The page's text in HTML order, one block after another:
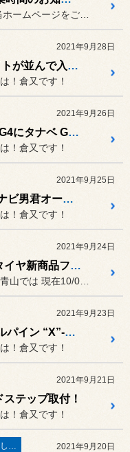
2021年9月28日
BMW アルピンホワイトが並んで入庫！
！倉又です！
2021年9月26日
スバル インプレッサ G4にタナベ GT FUNTORIDEスプリング＆フジツボマフラー交換！
！倉又です！
2021年9月25日
トヨタ RAV4 PHVにナビ男君オールインワンインターフェイス＆DVD＆HDMI取付！
！倉又です！
2021年9月24日
只今『スタッドレスタイヤ新商品フェア』＆『コクピットカスタマイズフェア“秋”』
2021年9月23日
ホンダ フリードにアルパイン “X”-Premium Sound取付！
！倉又です！
2021年9月21日
テップ取付！
！倉又です！
☆本日の差し入れ☆ 2021年9月20日